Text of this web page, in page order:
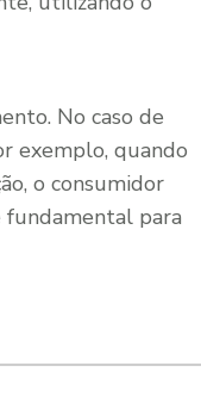
No caso de
exemplo, quando
o consumidor
fundamental para
no atendimento